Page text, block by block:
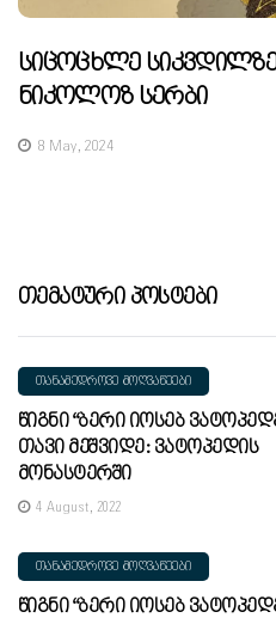
Სიცოცხლე
Ნიკოლოზ Სერბი
8 May, 2024
Თემატური Პოსტები
ᲗᲐᲜᲐᲛᲔᲓᲠᲝᲕᲔ ᲛᲝᲦᲕᲐᲬᲔᲔᲑᲘ
Წიგნი “ბერი Იოსებ
Თავი Მეშვიდე: Ვატოპედის
Მონასტერში
4 August, 2022
ᲗᲐᲜᲐᲛᲔᲓᲠᲝᲕᲔ ᲛᲝᲦᲕᲐᲬᲔᲔᲑᲘ
Წიგნი “ბერი Იოსებ